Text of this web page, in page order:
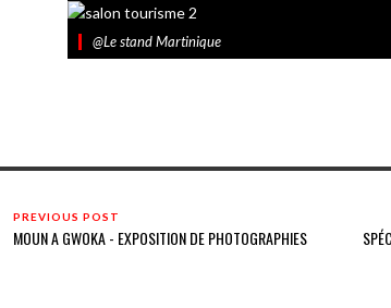
@Le stand Martinique
PREVIOUS POST
MOUN A GWOKA - EXPOSITION DE PHOTOGRAPHIES